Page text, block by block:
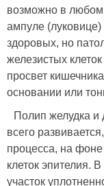
возможно в любом
ампуле
здоровых, но
железистых
просвет
основании или
Полип желудка и
всего
процесса, на фоне
клеток эпителия.
участок